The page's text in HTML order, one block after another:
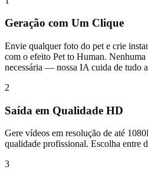
Geração com Um Clique
Envie qualquer foto do pet e crie
com o efeito Pet to Human.
necessária — nossa IA cuida de tudo
2
Saída em Qualidade HD
Gere vídeos em resolução de até
qualidade profissional. Escolha entre
3